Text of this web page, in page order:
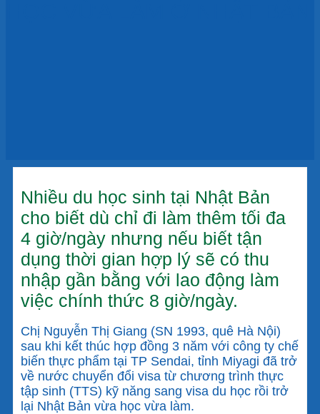
Nhiều du học sinh tại Nhật Bản
cho biết dù chỉ đi làm thêm tối đa
4 giờ/ngày nhưng nếu biết tận
dụng thời gian hợp lý sẽ có thu
nhập gần bằng với lao động làm
việc chính thức 8 giờ/ngày.
Chị Nguyễn Thị Giang (SN 1993, quê Hà Nội)
sau khi kết thúc hợp đồng 3 năm với công ty chế
biến thực phẩm tại TP Sendai, tỉnh Miyagi đã trở
về nước chuyển đổi visa từ chương trình thực
tập sinh (TTS) kỹ năng sang visa du học rồi trở
lại Nhật Bản vừa học vừa làm.